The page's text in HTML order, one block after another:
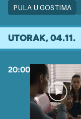
PULA U GOSTIMA
UTORAK, 04.11.
20:00